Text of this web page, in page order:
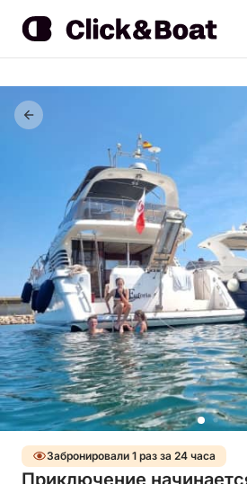
Забронировали 1 раз за 24 часа
Приключение